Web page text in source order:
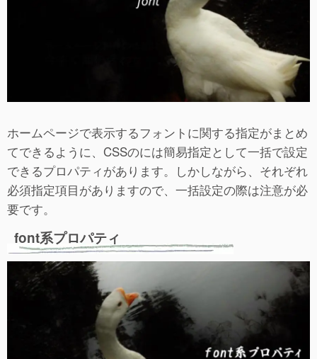
ホームページで表示するフォントに関する指定がまとめ
てできるように、CSSのには簡易指定として一括で設定
できるプロパティがあります。しかしながら、それぞれ
必須指定項目がありますので、一括設定の際は注意が必
要です。
font系プロパティ